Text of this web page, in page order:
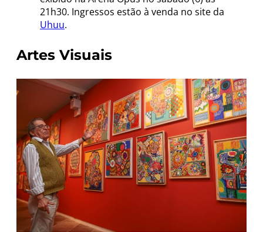
21h30. Ingressos estão à venda no site da
Uhuu.
Artes Visuais